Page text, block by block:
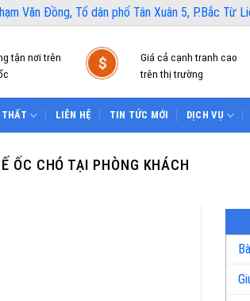
Văn Đồng, Tổ dân phố Tân Xuân 5, P.Bắc Từ
tận nơi trên
Giá cả cạnh tranh cao
trên thị trường
LIÊN HỆ TIN TỨC MỚI DỊCH VỤ
ỐC CHÓ TẠI PHÒNG KHÁCH